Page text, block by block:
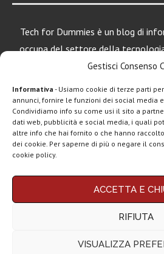
Gestisci Consenso
Informativa - Usiamo cookie di terze parti
annunci, fornire le funzioni dei social media
Condividiamo info su come usi il sito a
dati web, pubblicità e social media, i quali
altre info che hai fornito o che hanno
dei cookie. Per saperne di più o negare il
cookie policy.
ACCETTA E
RIFIUTA
VISUALIZZA
Tech for Dummies è un blog di
occupa del settore della
una particolare attenzione al
Chi siamo Contatti
Questo blog non rappresenta una testata
Affiliazione Amazon EU, un programma che
LEGGI ANCHE
Apple lancia
Spotify, tutto il